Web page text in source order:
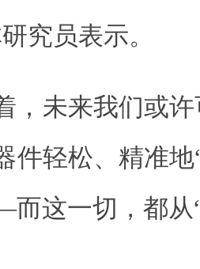
究员表示。
，未来我们或
件轻松、精准
这一切，都从